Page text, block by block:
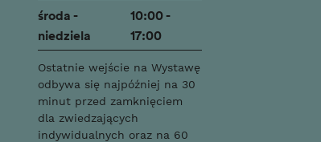
środa -
niedziela
10:00 -
17:00
Ostatnie wejście na Wystawę
odbywa się najpóźniej na 30
minut przed zamknięciem
dla zwiedzających
indywidualnych oraz na 60